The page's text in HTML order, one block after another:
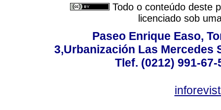
Todo o conteúdo deste
licenciado sob
Paseo Enrique Easo,
3,Urbanización Las Mercedes
Tlef. (0212) 991-